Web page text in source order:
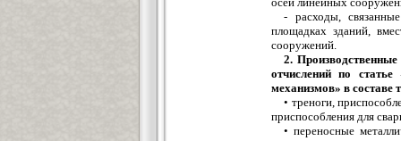
- расходы,
площадках зданий,
сооружений.
2.
отчислений по
механизмов» в составе
• треноги,
приспособления для
• переносные